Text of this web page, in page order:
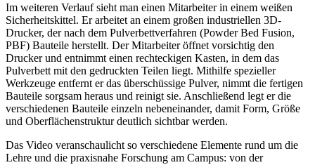
Im weiteren Verlauf sieht man einen Mitarbeiter in einem weißen
Sicherheitskittel. Er arbeitet an einem großen industriellen 3D-
Drucker, der nach dem Pulverbettverfahren (Powder Bed Fusion,
PBF) Bauteile herstellt. Der Mitarbeiter öffnet vorsichtig den
Drucker und entnimmt einen rechteckigen Kasten, in dem das
Pulverbett mit den gedruckten Teilen liegt. Mithilfe spezieller
Werkzeuge entfernt er das überschüssige Pulver, nimmt die fertigen
Bauteile sorgsam heraus und reinigt sie. Anschließend legt er die
verschiedenen Bauteile einzeln nebeneinander, damit Form, Größe
und Oberflächenstruktur deutlich sichtbar werden.
Das Video veranschaulicht so verschiedene Elemente rund um die
Lehre und die praxisnahe Forschung am Campus: von der